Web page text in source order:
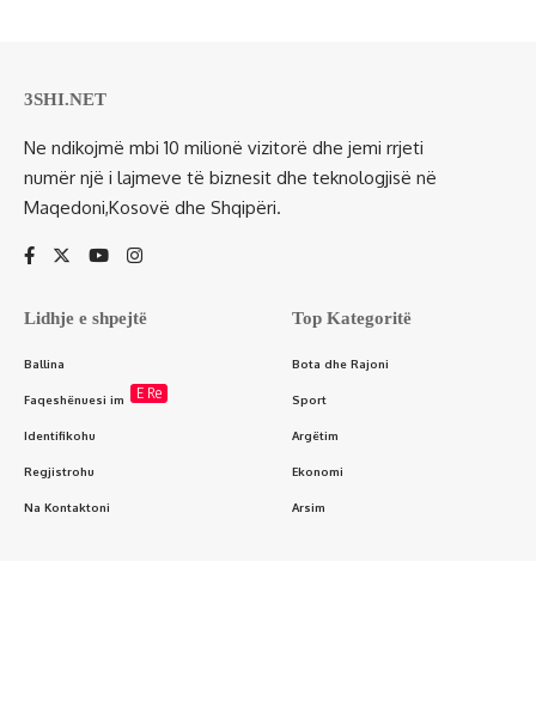
3SHI.NET
Ne ndikojmë mbi 10 milionë vizitorë dhe jemi rrjeti
numër një i lajmeve të biznesit dhe teknologjisë në
Maqedoni,Kosovë dhe Shqipëri.
Lidhje e shpejtë
Ballina
Faqeshënuesi im E Re
Identifikohu
Regjistrohu
Na Kontaktoni
Top Kategoritë
Bota dhe Rajoni
Sport
Argëtim
Ekonomi
Arsim